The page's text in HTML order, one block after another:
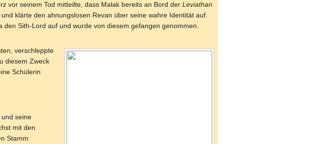
vor seinem Tod mitteilte, dass Malak bereits an Bord der Leviathan
klärte den ahnungslosen Revan über seine wahre Identität auf.
Sith-Lord auf und wurde von diesem gefangen genommen.
verschleppte
diesem Zweck
Schülerin
seine
mit den
Stamm